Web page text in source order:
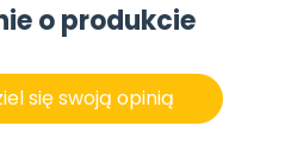
o produkcie
się swoją opinią